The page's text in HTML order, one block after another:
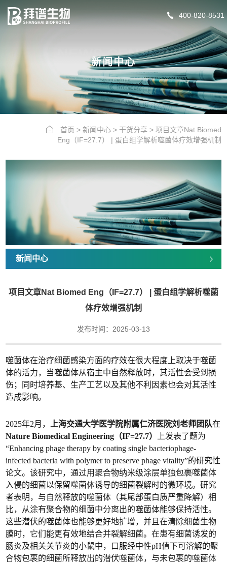
400-820-8531
NEWS CENTER
新闻中心
首页 > 新闻中心> 干货分享> 项目文章Nat Biomed
Eng（IF=27.7） | 蛋白组学解析噬菌体疗效增强机制
新闻中心
项目文章Nat Biomed Eng（IF=27.7） | 蛋白组学解析噬菌
体疗效增强机制
发布时间：2025-03-13
噬菌体在治疗细菌感染方面的疗效在很大程度上取决于噬菌
体的活力，当噬菌体从宿主中自然释放时，其活性会受到损
伤；同时培养基、生产工艺以及其他不利因素也会对其活性
造成影响。
2025年2月， 上海交通大学医学院附属仁济医院刘老师团队在
Nature Biomedical Engineering（IF=27.7）
上发表了题为
“Enhancing phage therapy by coating single bacteriophage-
infected bacteria with polymer to preserve phage vitality”的研究性
论文。该研究中，通过用聚合物纳米级涂层单独包裹噬菌体
入侵的细菌以保留噬菌体诱导的细菌裂解时的微环境。研究
者表明，与自然释放的噬菌体（其尾部蛋白质严重降解）相
比，从涂有聚合物的细菌中分离出的噬菌体能够保持活性。
这些潜伏的噬菌体也能够更好地扩增，并且在清除细菌生物
膜时，它们能更有效地结合并裂解细菌。在患有细菌诱发的
肠炎及相关关节炎的小鼠中，口服经中性pH值下可溶解的聚
合物包裹的细菌所释放出的潜伏噬菌体，与未包裹的噬菌体